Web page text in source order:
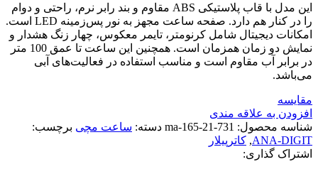
این مدل با قاب پلاستیکی ABS مقاوم و بند رابر نرم، راحتی و دوام
را در کنار هم دارد. صفحه ساعت مجهز به نور پس‌زمینه LED است.
امکانات دیجیتال شامل کرنومتر، تایمر معکوس، چهار زنگ هشدار و
نمایش دو زمان همزمان است. همچنین این ساعت تا عمق 100 متر
در برابر آب مقاوم است و مناسب استفاده در فعالیت‌های آبی
می‌باشد.
مقایسه
افزودن به علاقه مندی
شناسه محصول: ma-165-21-731 دسته: ساعت مچی برچسب:
ANA-DIGIT
, کاترپیلار
اشتراک گذاری: